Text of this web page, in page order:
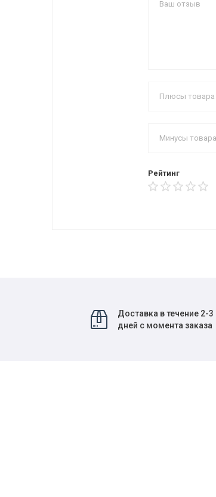
Рейтинг
Доставка в течение 2-3
дней с момента заказа